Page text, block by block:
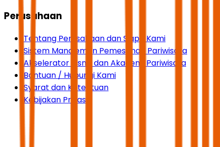
Perusahaan
Tentang Perusahaan dan Siapa Kami
Sistem Manajemen Pemesanan Pariwisata
Akselerator Bisnis dan Akademi Pariwisata
Bantuan / Hubungi Kami
Syarat dan Ketentuan
Kebijakan Privasi